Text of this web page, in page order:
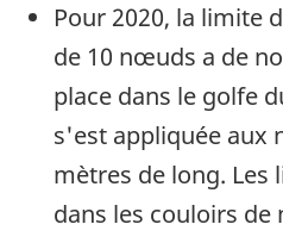
Pour 2020, la limite
de 10 nœuds a de
place dans le golfe
s'est appliquée aux
mètres de long. Les
dans les couloirs